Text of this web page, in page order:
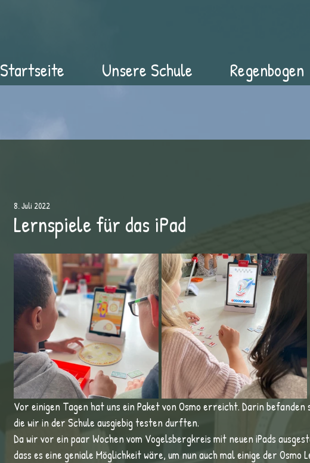
Startseite Unsere Schule Regenbogen
Lernspiele für das iPad
8. Juli 2022
Vor einigen Tagen hat uns ein Paket von Osmo erreicht. Darin befanden
die wir in der Schule ausgiebig testen durften.
Da wir vor ein paar Wochen vom Vogelsbergkreis mit neuen iPads
dass es eine geniale Möglichkeit wäre, um nun auch mal einige der